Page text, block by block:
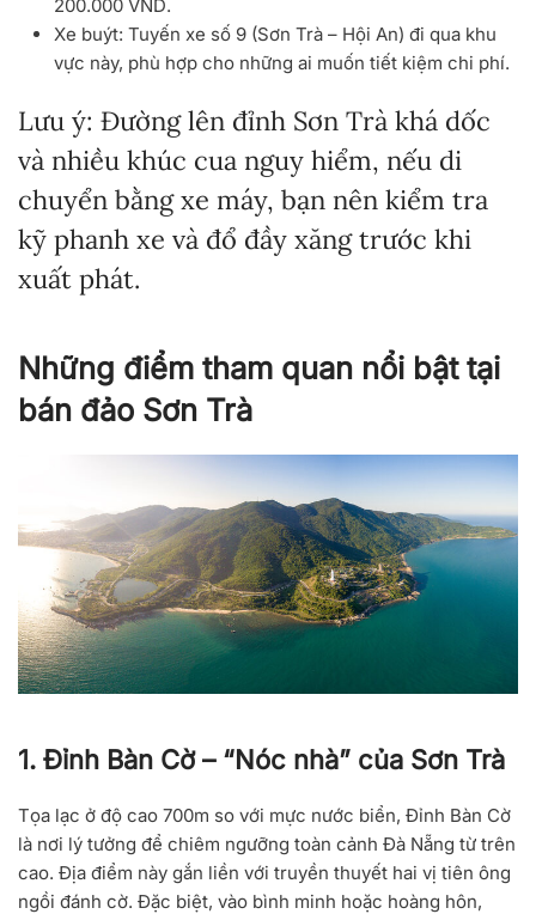
200.000 VND.
Xe buýt: Tuyến xe số 9 (Sơn Trà – Hội An) đi qua khu
vực này, phù hợp cho những ai muốn tiết kiệm chi phí.
Lưu ý: Đường lên đỉnh Sơn Trà khá dốc
và nhiều khúc cua nguy hiểm, nếu di
chuyển bằng xe máy, bạn nên kiểm tra
kỹ phanh xe và đổ đầy xăng trước khi
xuất phát.
Những điểm tham quan nổi bật tại
bán đảo Sơn Trà
1. Đỉnh Bàn Cờ – “Nóc nhà” của Sơn Trà
Tọa lạc ở độ cao 700m so với mực nước biển, Đỉnh Bàn Cờ
là nơi lý tưởng để chiêm ngưỡng toàn cảnh Đà Nẵng từ trên
cao. Địa điểm này gắn liền với truyền thuyết hai vị tiên ông
ngồi đánh cờ. Đặc biệt, vào bình minh hoặc hoàng hôn,